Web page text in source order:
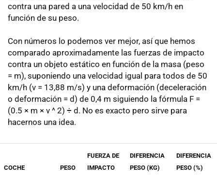
contra una pared a una velocidad de 50 km/h en
función de su peso.
Con números lo podemos ver mejor, así que hemos
comparado aproximadamente las fuerzas de impacto
contra un objeto estático en función de la masa (peso
= m), suponiendo una velocidad igual para todos de 50
km/h (v = 13,88 m/s) y una deformación (deceleración
o deformación = d) de 0,4 m siguiendo la fórmula F =
(0.5 × m × v ^ 2) ÷ d. No es exacto pero sirve para
hacernos una idea.
COCHE PESO
FUERZA DE
IMPACTO
DIFERENCIA
PESO (KG)
DIFERENCIA
PESO (%)